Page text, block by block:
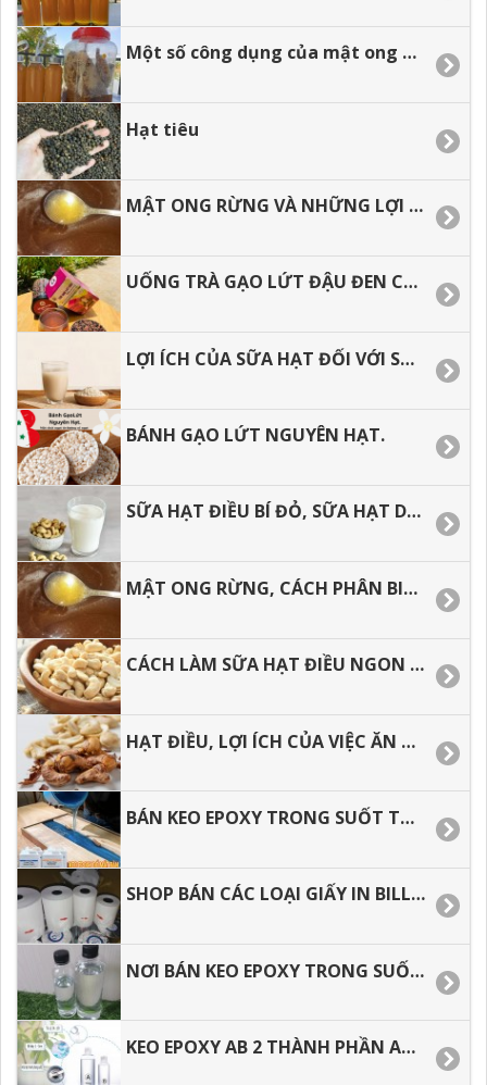
Một số công dụng của mật ong đối với sức khỏe
Hạt tiêu
MẬT ONG RỪNG VÀ NHỮNG LỢI ÍCH KHI SỬ DỤNG
UỐNG TRÀ GẠO LỨT ĐẬU ĐEN CÓ TÁC DỤNG GÌ, THƯỜNG XUYÊN SỬ DỤNG CÓ TỐT KHÔNG?
LỢI ÍCH CỦA SỮA HẠT ĐỐI VỚI SỨC KHỎE
BÁNH GẠO LỨT NGUYÊN HẠT.
SỮA HẠT ĐIỀU BÍ ĐỎ, SỮA HẠT DINH DƯỠNG CHO BẠN.
MẬT ONG RỪNG, CÁCH PHÂN BIỆT MẬT ONG RỪNG VÀ MẬT ONG NUÔI.
CÁCH LÀM SỮA HẠT ĐIỀU NGON TẠI NHÀ
HẠT ĐIỀU, LỢI ÍCH CỦA VIỆC ĂN HẠT ĐIỀU ĐỐI VỚI SỨC KHỎE
BÁN KEO EPOXY TRONG SUỐT TẠI TP.HCM, GIAO HÀNG TOÀN QUỐC.
SHOP BÁN CÁC LOẠI GIẤY IN BILL, GIẤY IN NHIỆT GIÁ RẺ.
NƠI BÁN KEO EPOXY TRONG SUỐT HAI THÀNH PHẦN GIÁ RẺ.
KEO EPOXY AB 2 THÀNH PHẦN AB, EPOXY RESIN ĐỔ MẶT BÀN GIÁ RẺ.